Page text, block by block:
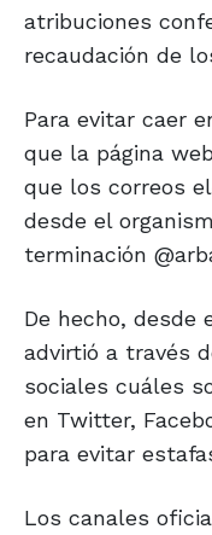
atribuciones
recaudación de
Para evitar caer
que la página
que los correos
desde el
terminación
De hecho, desde
advirtió a través
sociales cuáles
en Twitter,
para evitar
Los canales